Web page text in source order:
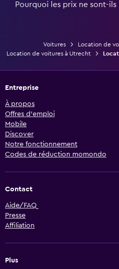
Pourquoi les prix ne sont-ils
Voitures
Location de
Location de voitures à Utrecht
Entreprise
À propos
Offres d’emploi
Mobile
Discover
Notre fonctionnement
Codes de réduction momondo
Contact
Aide/FAQ
Presse
Affiliation
Plus